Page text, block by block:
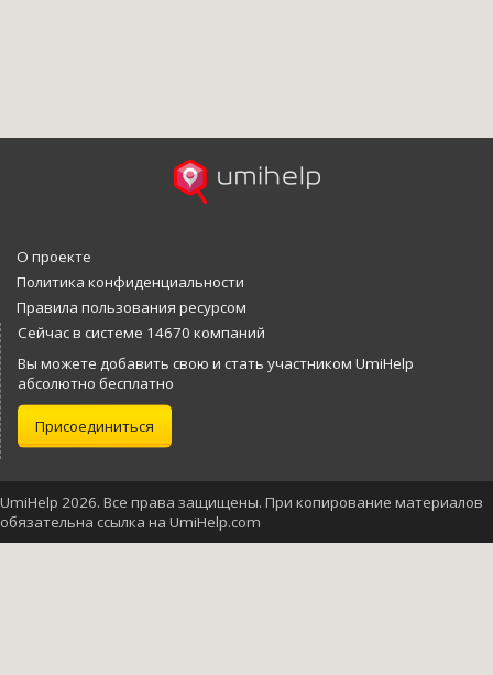
О проекте
Политика конфиденциальности
Правила пользования ресурсом
Сейчас в системе 14670 компаний
Вы можете добавить свою и стать участником UmiHelp
абсолютно бесплатно
Присоединиться
UmiHelp 2026. Все права защищены. При копирование материалов
обязательна ссылка на UmiHelp.com